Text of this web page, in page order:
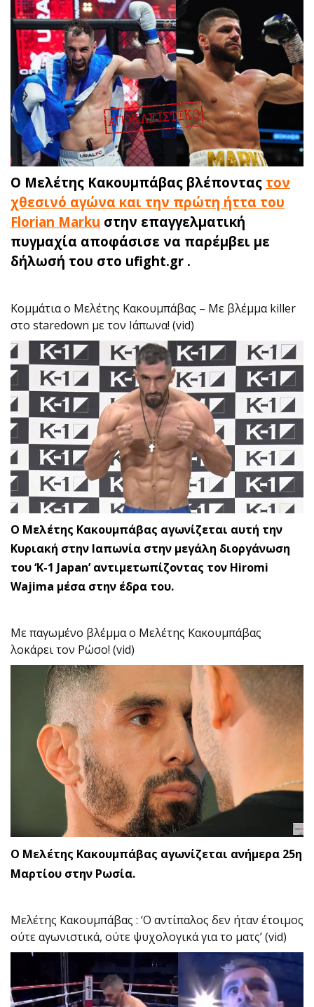
Ο Μελέτης Κακουμπάβας βλέποντας τον
χθεσινό αγώνα και την πρώτη ήττα του
Florian Marku στην επαγγελματική
πυγμαχία αποφάσισε να παρέμβει με
δήλωσή του στο ufight.gr .
Κομμάτια ο Μελέτης Κακουμπάβας – Με βλέμμα killer
στο staredown με τον Ιάπωνα! (vid)
Ο Μελέτης Κακουμπάβας αγωνίζεται αυτή την
Κυριακή στην Ιαπωνία στην μεγάλη διοργάνωση
του ‘Κ-1 Japan’ αντιμετωπίζοντας τον Hiromi
Wajima μέσα στην έδρα του.
Με παγωμένο βλέμμα ο Μελέτης Κακουμπάβας
λοκάρει τον Ρώσο! (vid)
Ο Μελέτης Κακουμπάβας αγωνίζεται ανήμερα 25η
Μαρτίου στην Ρωσία.
Μελέτης Κακουμπάβας : ‘Ο αντίπαλος δεν ήταν έτοιμος
ούτε αγωνιστικά, ούτε ψυχολογικά για το ματς’ (vid)